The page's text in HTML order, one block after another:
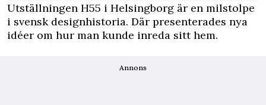
Utställningen H55 i Helsingborg är en milstolpe
i svensk designhistoria. Där presenterades nya
idéer om hur man kunde inreda sitt hem.
Annons